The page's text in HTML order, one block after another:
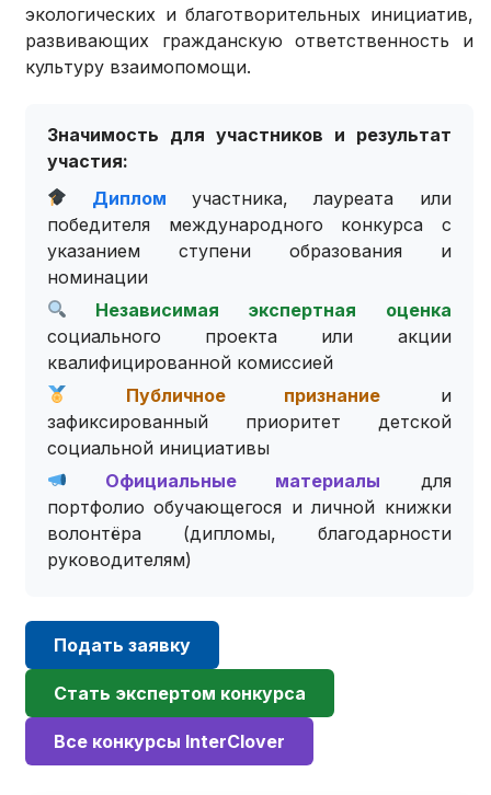
экологических и благотворительных инициатив,
развивающих гражданскую ответственность и
культуру взаимопомощи.
Значимость для участников и результат
участия:
Диплом участника, лауреата или
победителя международного конкурса с
указанием ступени образования и
номинации
Независимая экспертная оценка
социального проекта или акции
квалифицированной комиссией
Публичное признание и
зафиксированный приоритет детской
социальной инициативы
Официальные материалы для
портфолио обучающегося и личной книжки
волонтёра (дипломы, благодарности
руководителям)
Подать заявку
Стать экспертом конкурса
Все конкурсы InterClover